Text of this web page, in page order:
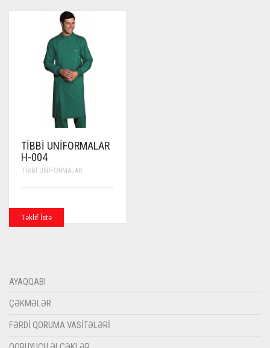
TIBBI UNIFORMALAR
H-004
TIBBI UNIFORMALAR
Təklif İstə
AYAQQABI
ÇƏKMƏLƏR
FƏRDI QORUMA VASITƏLƏRI